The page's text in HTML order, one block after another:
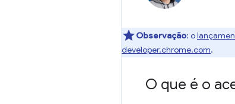
Observação: o
developer.chrome.com.
O que é o